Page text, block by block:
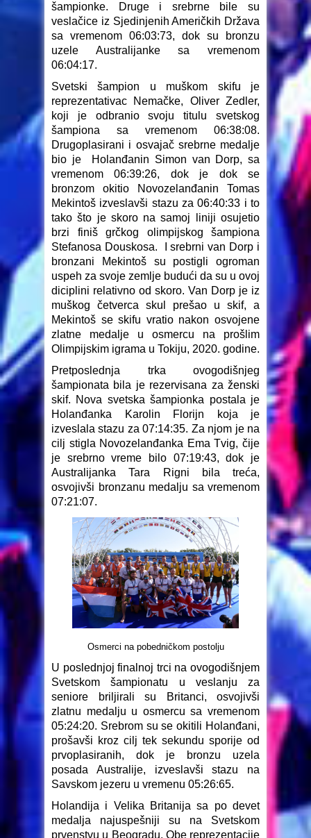
šampionke. Druge i srebrne bile su
veslačice iz Sjedinjenih Američkih Država
sa vremenom 06:03:73, dok su bronzu
uzele Australijanke sa vremenom
06:04:17.
Svetski šampion u muškom skifu je
reprezentativac Nemačke, Oliver Zedler,
koji je odbranio svoju titulu svetskog
šampiona sa vremenom 06:38:08.
Drugoplasirani i osvajač srebrne medalje
bio je Holanđanin Simon van Dorp, sa
vremenom 06:39:26, dok je dok se
bronzom okitio Novozelanđanin Tomas
Mekintoš izveslavši stazu za 06:40:33 i to
tako što je skoro na samoj liniji osujetio
brzi finiš grčkog olimpijskog šampiona
Stefanosa Douskosa. I srebrni van Dorp i
bronzani Mekintoš su postigli ogroman
uspeh za svoje zemlje budući da su u ovoj
diciplini relativno od skoro. Van Dorp je iz
muškog četverca skul prešao u skif, a
Mekintoš se skifu vratio nakon osvojene
zlatne medalje u osmercu na prošlim
Olimpijskim igrama u Tokiju, 2020. godine.
Pretposlednja trka ovogodišnjeg
šampionata bila je rezervisana za ženski
skif. Nova svetska šampionka postala je
Holanđanka Karolin Florijn koja je
izveslala stazu za 07:14:35. Za njom je na
cilj stigla Novozelanđanka Ema Tvig, čije
je srebrno vreme bilo 07:19:43, dok je
Australijanka Tara Rigni bila treća,
osvojivši bronzanu medalju sa vremenom
07:21:07.
Osmerci na pobedničkom postolju
U poslednjoj finalnoj trci na ovogodišnjem
Svetskom šampionatu u veslanju za
seniore briljirali su Britanci, osvojivši
zlatnu medalju u osmercu sa vremenom
05:24:20. Srebrom su se okitili Holanđani,
prošavši kroz cilj tek sekundu sporije od
prvoplasiranih, dok je bronzu uzela
posada Australije, izveslavši stazu na
Savskom jezeru u vremenu 05:26:65.
Holandija i Velika Britanija sa po devet
medalja najuspešniji su na Svetskom
prvenstvu u Beogradu. Obe reprezentacije